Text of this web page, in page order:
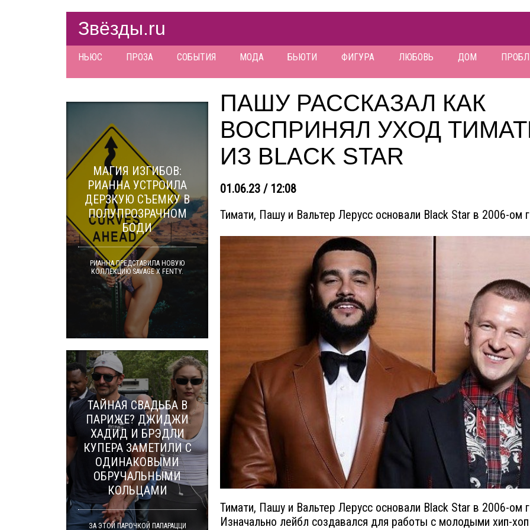
Звёзды.ru
НЬЮС ПРОЗА СОБЫТИЯ МОДА БЬЮТИ ФИГУРА ЛЮБОВЬ ДОМ
ПАШУ РАССКАЗАЛ КАК
ВОСПРИНЯЛ УХОД
ИЗ BLACK STAR
01.06.23 / 12:08
Тимати, Пашу и Вальтер Лерусс основали Black Star в 2006-ом
Тимати, Пашу и Вальтер Лерусс основали Black Star в 2006-ом
Изначально лейбл создавался для работы с молодыми хип-хоп
МАГИЯ ИЗГИБОВ:
РИАННА УСТРОИЛА
ДЕРЗКУЮ СЪЕМКУ В
ПОЛУПРОЗРАЧНОМ
БОДИ
РИАННА ПРЕДСТАВИЛА НОВУЮ
КОЛЛЕКЦИЮ SAVAGE X FENTY.
ТАЙНАЯ СВАДЬБА В
ПАРИЖЕ? ДЖИДЖИ
ХАДИД И БРЭДЛИ
КУПЕРА ЗАМЕТИЛИ С
ОДИНАКОВЫМИ
ОБРУЧАЛЬНЫМИ
КОЛЬЦАМИ
ЗА ЭТОЙ ПАРОЧКОЙ ПАПАРАЦЦИ